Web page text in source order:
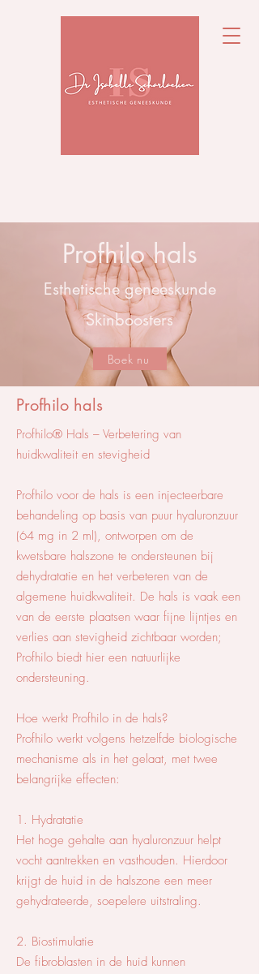
Profhilo hals
Esthetische geneeskunde
Skinboosters
Boek nu
Profhilo hals
Profhilo® Hals – Verbetering van
huidkwaliteit en stevigheid
Profhilo voor de hals is een injecteerbare
behandeling op basis van puur hyaluronzuur
(64 mg in 2 ml), ontworpen om de
kwetsbare halszone te ondersteunen bij
dehydratatie en het verbeteren van de
algemene huidkwaliteit. De hals is vaak een
van de eerste plaatsen waar fijne lijntjes en
verlies aan stevigheid zichtbaar worden;
Profhilo biedt hier een natuurlijke
ondersteuning.
Hoe werkt Profhilo in de hals?
Profhilo werkt volgens hetzelfde biologische
mechanisme als in het gelaat, met twee
belangrijke effecten:
1. Hydratatie
Het hoge gehalte aan hyaluronzuur helpt
vocht aantrekken en vasthouden. Hierdoor
krijgt de huid in de halszone een meer
gehydrateerde, soepelere uitstraling.
2. Biostimulatie
De fibroblasten in de huid kunnen